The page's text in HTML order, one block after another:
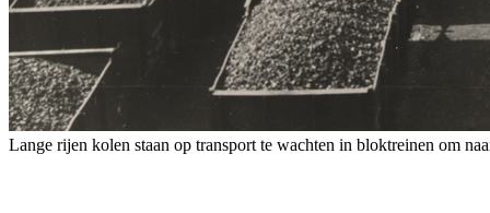
Lange rijen kolen staan op transport te wachten in